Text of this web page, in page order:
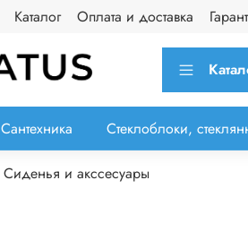
Каталог Оплата и доставка
Сантехника Стеклоблоки,
Сиденья и акссесуары